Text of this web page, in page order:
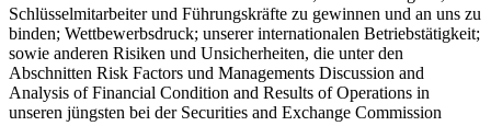
Schlüsselmitarbeiter und Führungskräfte zu gewinnen und an uns zu
binden; Wettbewerbsdruck; unserer internationalen Betriebstätigkeit;
sowie anderen Risiken und Unsicherheiten, die unter den
Abschnitten Risk Factors und Managements Discussion and
Analysis of Financial Condition and Results of Operations in
unseren jüngsten bei der Securities and Exchange Commission